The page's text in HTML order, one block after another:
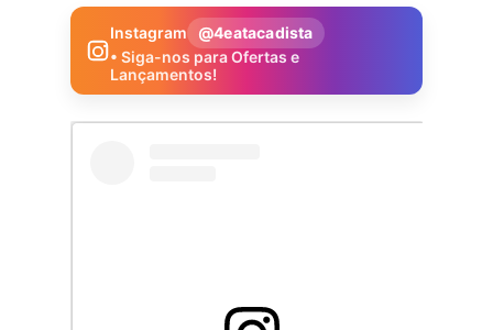
Instagram
@4eatacadista
• Siga-nos para Ofertas e
Lançamentos!